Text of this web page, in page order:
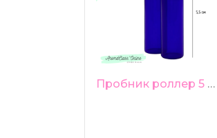
Пробник роллер 5 мл синее стекло черная гладкая крышка